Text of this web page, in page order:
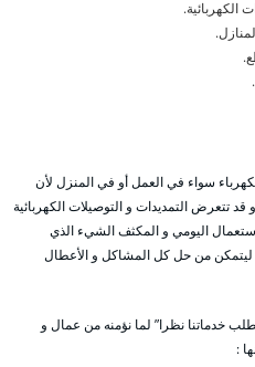
الكهربائية.
سواء في العمل أو في المنزل لأن
قد تتعرض التمديدات و التوصيلات الكهربائية
اليومي و المكثف الشيء الذي
ليتمكن من حل كل المشاكل و الأعطال
خدماتنا نظرا” لما نؤمنه من عمال و
: